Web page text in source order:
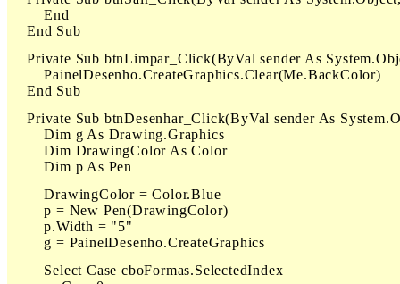
        End
    End Sub
Private Sub btnLimpar_Click(ByVal sender As
        PainelDesenho.CreateGraphics.Clear(Me.BackColor)
    End Sub
Private Sub btnDesenhar_Click(ByVal sender As
        Dim g As Drawing.Graphics
        Dim DrawingColor As Color
        Dim p As Pen
        DrawingColor = Color.Blue
        p = New Pen(DrawingColor)
        p.Width = "5"
        g = PainelDesenho.CreateGraphics
        Select Case cboFormas.SelectedIndex